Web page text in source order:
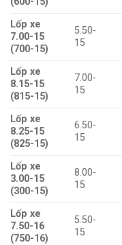
Lốp xe
7.00-15
(700-15)
5.50-
15
Lốp xe
8.15-15
(815-15)
7.00-
15
Lốp xe
8.25-15
(825-15)
6.50-
15
Lốp xe
3.00-15
(300-15)
8.00-
15
Lốp xe
7.50-16
(750-16)
5.50-
15